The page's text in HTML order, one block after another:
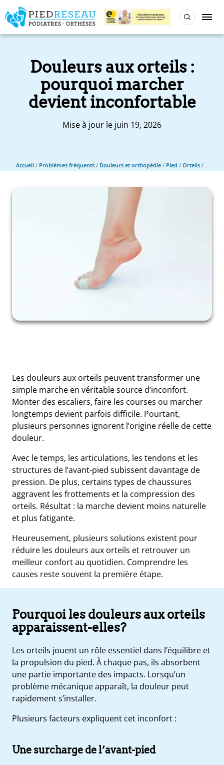
Douleurs aux orteils :
pourquoi marcher
devient inconfortable
Mise à jour le juin 19, 2026
Accueil / Problèmes fréquents / Douleurs et orthopédie / Pied / Orteils /
Les douleurs aux orteils peuvent transformer une
simple marche en véritable source d’inconfort.
Monter des escaliers, faire les courses ou marcher
longtemps devient parfois difficile. Pourtant,
plusieurs personnes ignorent l’origine réelle de cette
douleur.
Avec le temps, les articulations, les tendons et les
structures de l’avant-pied subissent davantage de
pression. De plus, certains types de chaussures
aggravent les frottements et la compression des
orteils. Résultat : la marche devient moins naturelle
et plus fatigante.
Heureusement, plusieurs solutions existent pour
réduire les douleurs aux orteils et retrouver un
meilleur confort au quotidien. Comprendre les
causes reste souvent la première étape.
Pourquoi les douleurs aux orteils
apparaissent-elles?
Les orteils jouent un rôle essentiel dans l’équilibre et
la propulsion du pied. À chaque pas, ils absorbent
une partie importante des impacts. Lorsqu’un
problème mécanique apparaît, la douleur peut
rapidement s’installer.
Plusieurs facteurs expliquent cet inconfort :
Une surcharge de l’avant-pied